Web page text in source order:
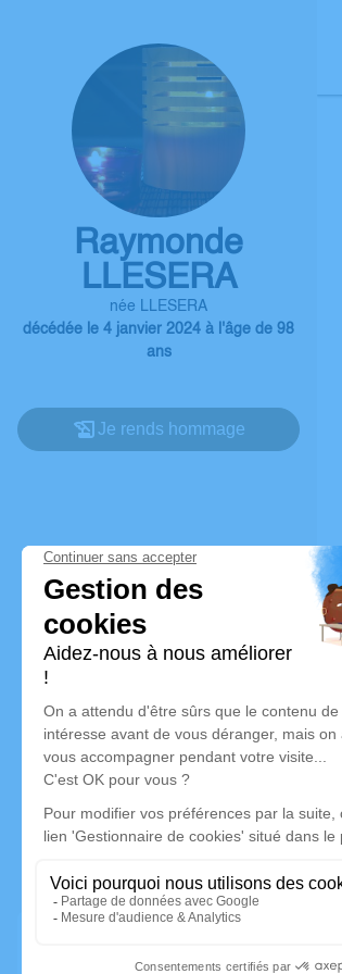
Raymonde
LLESERA
née LLESERA
décédée le 4 janvier 2024 à l'âge de 98
ans
Je rends hommage